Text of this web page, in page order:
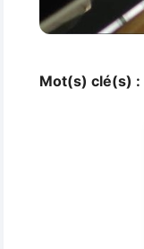
Mot(s) clé(s) :